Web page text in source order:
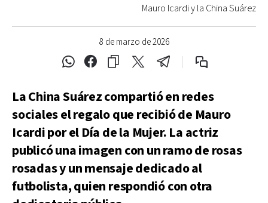
8 de marzo de 2026
Mauro Icardi y la China Suárez
La China Suárez compartió en redes
sociales el regalo que recibió de Mauro
Icardi por el Día de la Mujer. La actriz
publicó una imagen con un ramo de rosas
rosadas y un mensaje dedicado al
futbolista, quien respondió con otra